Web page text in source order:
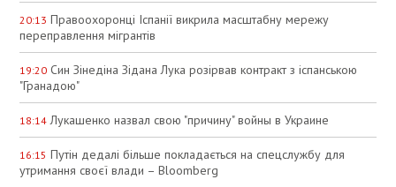
20:13 Правоохоронці Іспанії викрила масштабну мережу
переправлення мігрантів
19:20 Син Зінедіна Зідана Лука розірвав контракт з іспанською
"Гранадою"
18:14 Лукашенко назвал свою "причину" войны в Украине
16:15 Путін дедалі більше покладається на спецслужбу для
утримання своєї влади – Bloomberg